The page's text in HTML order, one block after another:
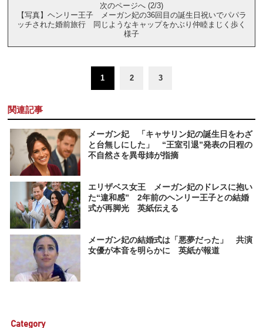
次のページへ (2/3)
【写真】ヘンリー王子 メーガン妃の36回目の誕生日祝いでパパラ
ッチされた婚前旅行 同じようなキャップをかぶり仲睦まじく歩く
様子
1 2 3
関連記事
メーガン妃 「キャサリン妃の誕生日をわざ
と台無しにした」 “王室引退”発表の日程の
不自然さを異母姉が指摘
エリザベス女王 メーガン妃のドレスに抱い
た“違和感” 2年前のヘンリー王子との結婚
式が再脚光 英紙伝える
メーガン妃の結婚式は「悪夢だった」 共演
女優が本音を明らかに 英紙が報道
Category